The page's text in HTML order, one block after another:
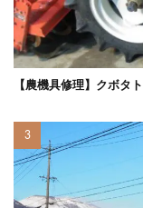
【農機具修理】クボタ